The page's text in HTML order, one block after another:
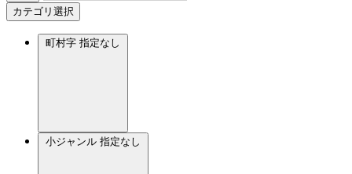
カテゴリ選択
町村字 指定なし
小ジャンル 指定なし